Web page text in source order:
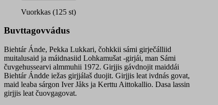
Vuorkkas (125 st)
Buvttagovvádus
Biehtár Ánde, Pekka Lukkari, čohkkii sámi girječálliid
muitalusaid ja máidnasiid Lohkamušat -girjái, man Sámi
čuvgehussearvi almmuhii 1972. Girjjis gávdnojit maiddái
Biehtár Ándde iežas girjjálaš duojit. Girjjis leat ivdnás govat,
maid leaba sárgon Iver Jåks ja Kerttu Aittokallio. Dasa lassin
girjjis leat čuovgagovat.